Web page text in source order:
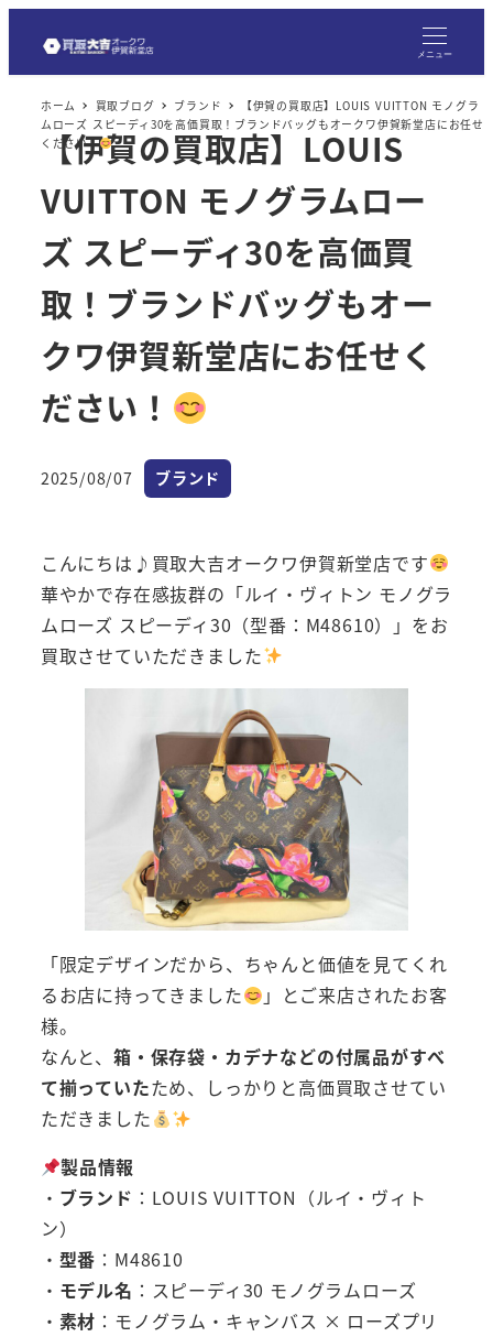
メニュー
ホーム 買取ブログ ブランド
【伊賀の買取店】LOUIS VUITTON モノグラ
ムローズ スピーディ30を高価買取！ブランドバッグもオークワ伊賀新堂店にお任せ
ください！
【伊賀の買取店】LOUIS
VUITTON モノグラムロー
ズ スピーディ30を高価買
取！ブランドバッグもオー
クワ伊賀新堂店にお任せく
ださい！
投稿日
2025/08/07 カテゴリー
ブランド
こんにちは♪買取大吉オークワ伊賀新堂店です
華やかで存在感抜群の「ルイ・ヴィトン モノグラ
ムローズ スピーディ30（型番：M48610）」をお
買取させていただきました
「限定デザインだから、ちゃんと価値を見てくれ
るお店に持ってきました
」とご来店されたお客
様。
なんと、 箱・保存袋・カデナなどの付属品がすべ
て揃っていたため、しっかりと高価買取させてい
ただきました
製品情報
・ ブランド ：LOUIS VUITTON（ルイ・ヴィト
ン）
・ 型番 ：M48610
・ モデル名 ：スピーディ30 モノグラムローズ
・ 素材 ：モノグラム・キャンバス × ローズプリ